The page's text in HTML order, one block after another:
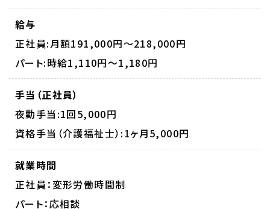
給与
正社員:月額191,000円～218,000円
パート:時給1,110円～1,180円
手当（正社員）
夜勤手当:1回5,000円
資格手当（介護福祉士）:1ヶ月5,000円
就業時間
正社員：変形労働時間制
パート：応相談